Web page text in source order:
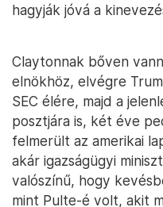
hagyják jóvá a
Claytonnak bőven
elnökhöz, elvégre
SEC élére, majd a
posztjára is, két éve
felmerült az amerikai
akár igazságügyi
valószínű, hogy
mint Pulte-é volt, akit